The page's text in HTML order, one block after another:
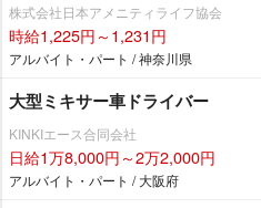
株式会社日本アメニティライフ協会
時給1,225円～1,231円
アルバイト・パート / 神奈川県
大型ミキサー車ドライバー
KINKIエース合同会社
日給1万8,000円～2万2,000円
アルバイト・パート / 大阪府